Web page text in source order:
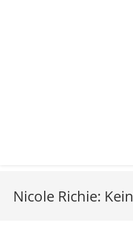
Nicole Richie: